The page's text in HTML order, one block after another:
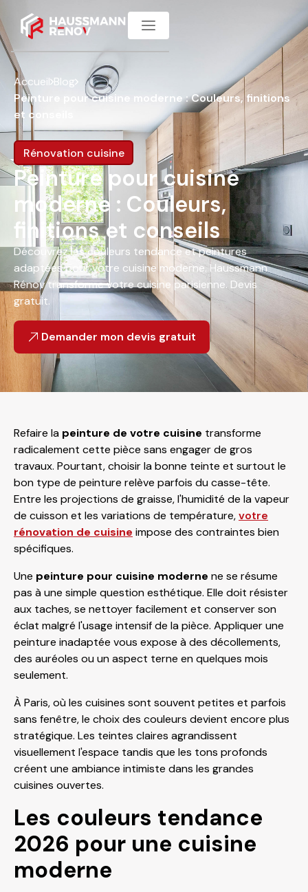
Rénovation cuisine
Peinture pour cuisine
moderne : Couleurs,
finitions et conseils
Découvrez les couleurs tendance et peintures
adaptées pour votre cuisine moderne. Haussmann
Rénov transforme votre cuisine parisienne. Devis
gratuit.
Demander mon devis gratuit
Accueil Blog
Peinture pour cuisine moderne : Couleurs, finitions
et conseils
Refaire la peinture de votre cuisine transforme
radicalement cette pièce sans engager de gros
travaux. Pourtant, choisir la bonne teinte et surtout le
bon type de peinture relève parfois du casse-tête.
Entre les projections de graisse, l'humidité de la vapeur
de cuisson et les variations de température,votre
rénovation de cuisine impose des contraintes bien
spécifiques.
Une peinture pour cuisine moderne ne se résume
pas à une simple question esthétique. Elle doit résister
aux taches, se nettoyer facilement et conserver son
éclat malgré l'usage intensif de la pièce. Appliquer une
peinture inadaptée vous expose à des décollements,
des auréoles ou un aspect terne en quelques mois
seulement.
À Paris, où les cuisines sont souvent petites et parfois
sans fenêtre, le choix des couleurs devient encore plus
stratégique. Les teintes claires agrandissent
visuellement l'espace tandis que les tons profonds
créent une ambiance intimiste dans les grandes
cuisines ouvertes.
Les couleurs tendance
2026 pour une cuisine
moderne